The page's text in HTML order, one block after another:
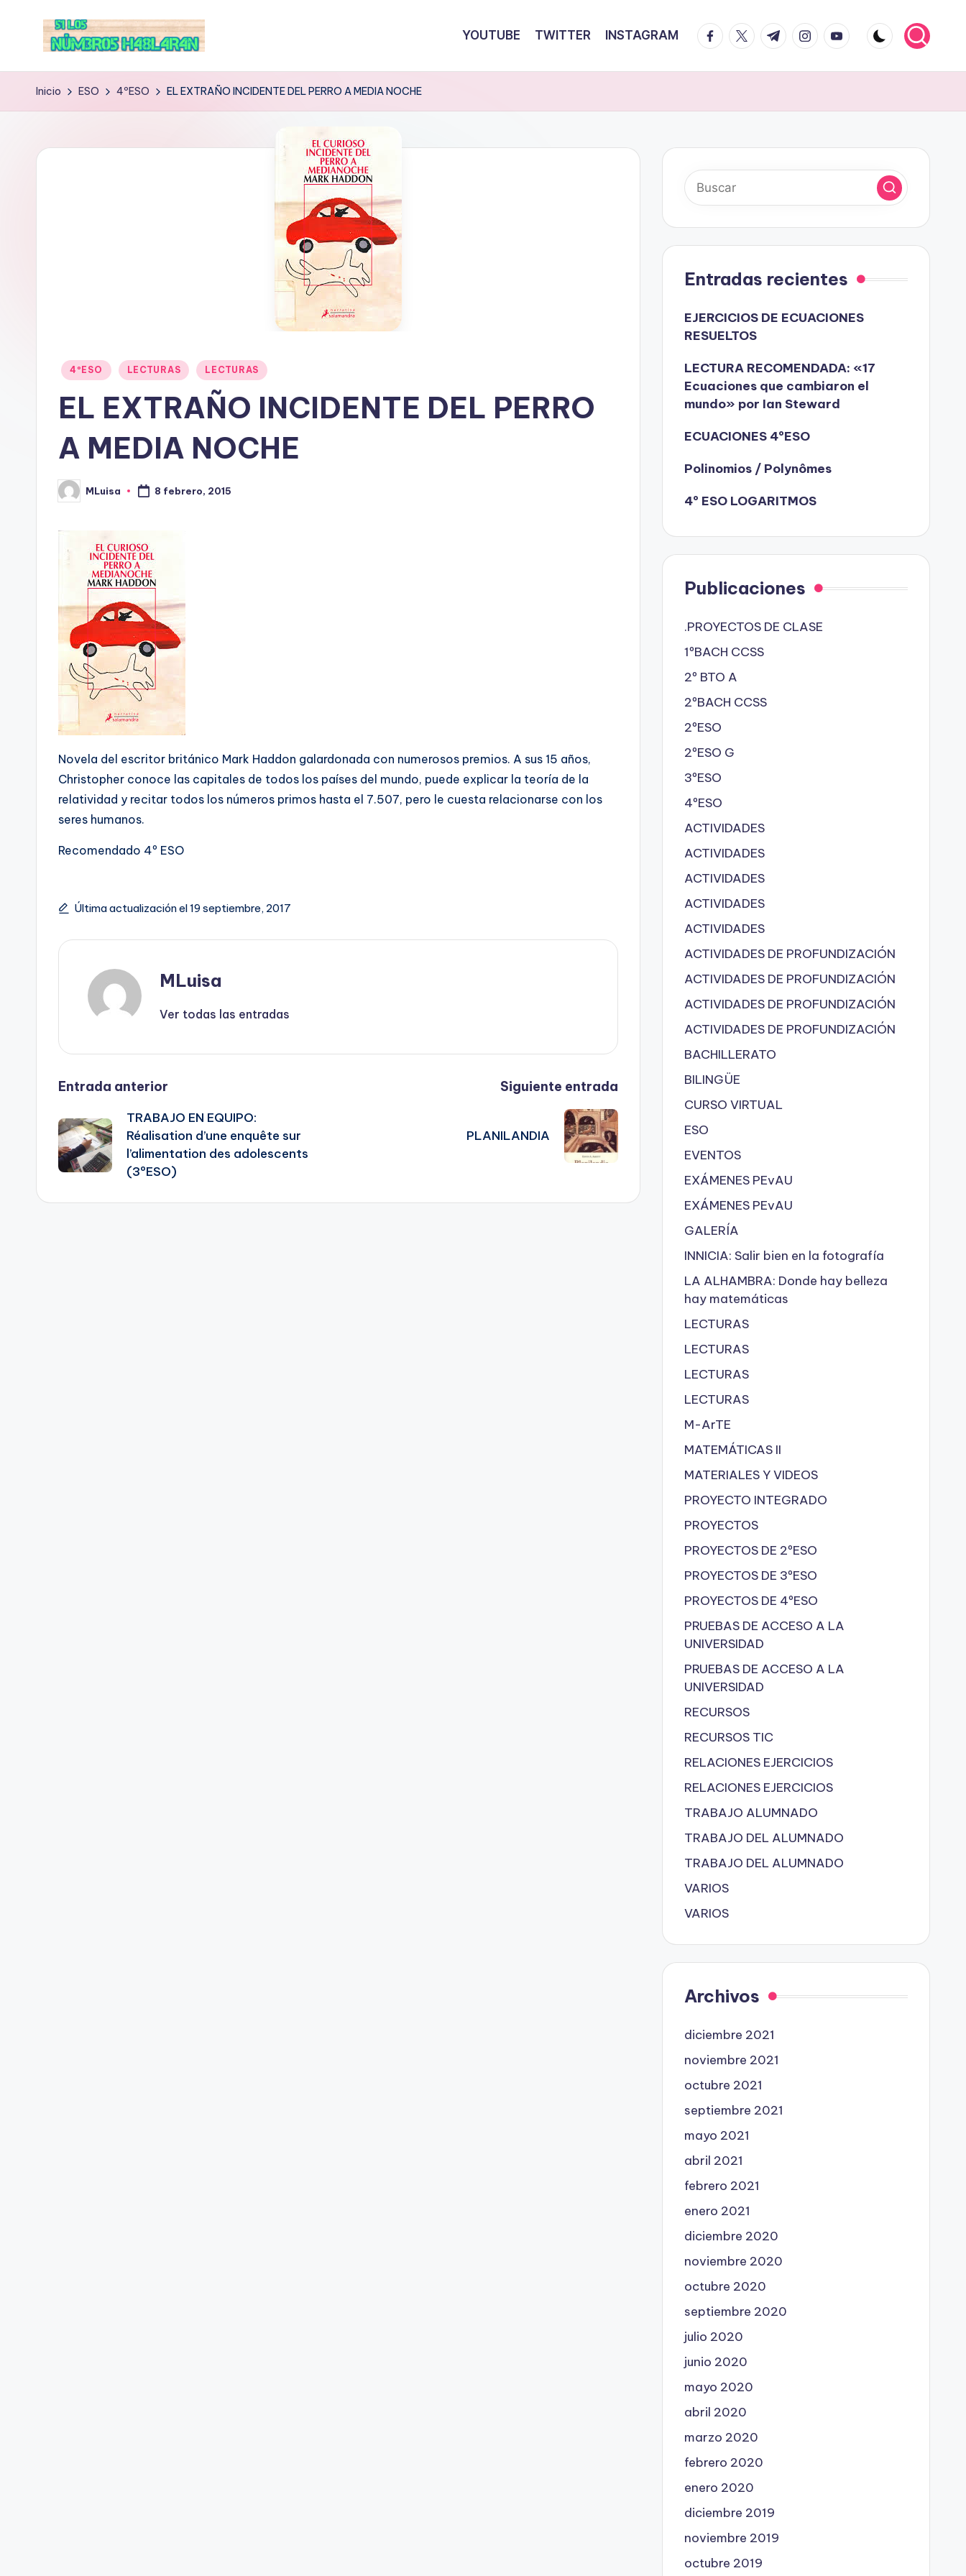
YOUTUBE TWITTER INSTAGRAM facebook.com
twitter.com
t.me instagram.com
youtube.com
Inicio ESO 4ºESO EL EXTRAÑO INCIDENTE DEL PERRO A MEDIA NOCHE
Publicado
4ºESO LECTURAS LECTURAS
EL EXTRAÑO INCIDENTE DEL PERRO
A MEDIA NOCHE
Publicado
por
MLuisa 8 febrero, 2015
Novela del escritor británico Mark Haddon galardonada con numerosos premios. A sus 15 años,
Christopher conoce las capitales de todos los países del mundo, puede explicar la teoría de la
relatividad y recitar todos los números primos hasta el 7.507, pero le cuesta relacionarse con los
seres humanos.
Recomendado 4º ESO
Última actualización el 19 septiembre, 2017
MLuisa
Ver todas las entradas
Navegación
de
entradas
Entrada anterior
TRABAJO EN EQUIPO:
Réalisation d’une enquête sur
l’alimentation des adolescents
(3ºESO)
Siguiente entrada
PLANILANDIA
Entradas recientes
EJERCICIOS DE ECUACIONES
RESUELTOS
LECTURA RECOMENDADA: «17
Ecuaciones que cambiaron el
mundo» por Ian Steward
ECUACIONES 4ºESO
Polinomios / Polynômes
4º ESO LOGARITMOS
Publicaciones
.PROYECTOS DE CLASE
1ºBACH CCSS
2º BTO A
2ºBACH CCSS
2ºESO
2ºESO G
3ºESO
4ºESO
ACTIVIDADES
ACTIVIDADES
ACTIVIDADES
ACTIVIDADES
ACTIVIDADES
ACTIVIDADES DE PROFUNDIZACIÓN
ACTIVIDADES DE PROFUNDIZACIÓN
ACTIVIDADES DE PROFUNDIZACIÓN
ACTIVIDADES DE PROFUNDIZACIÓN
BACHILLERATO
BILINGÜE
CURSO VIRTUAL
ESO
EVENTOS
EXÁMENES PEvAU
EXÁMENES PEvAU
GALERÍA
INNICIA: Salir bien en la fotografía
LA ALHAMBRA: Donde hay belleza
hay matemáticas
LECTURAS
LECTURAS
LECTURAS
LECTURAS
M-ArTE
MATEMÁTICAS II
MATERIALES Y VIDEOS
PROYECTO INTEGRADO
PROYECTOS
PROYECTOS DE 2ºESO
PROYECTOS DE 3ºESO
PROYECTOS DE 4ºESO
PRUEBAS DE ACCESO A LA
UNIVERSIDAD
PRUEBAS DE ACCESO A LA
UNIVERSIDAD
RECURSOS
RECURSOS TIC
RELACIONES EJERCICIOS
RELACIONES EJERCICIOS
TRABAJO ALUMNADO
TRABAJO DEL ALUMNADO
TRABAJO DEL ALUMNADO
VARIOS
VARIOS
Archivos
diciembre 2021
noviembre 2021
octubre 2021
septiembre 2021
mayo 2021
abril 2021
febrero 2021
enero 2021
diciembre 2020
noviembre 2020
octubre 2020
septiembre 2020
julio 2020
junio 2020
mayo 2020
abril 2020
marzo 2020
febrero 2020
enero 2020
diciembre 2019
noviembre 2019
octubre 2019